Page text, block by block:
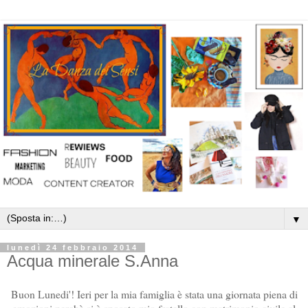
▼
lunedì 24 febbraio 2014
Acqua minerale S.Anna
Buon Lunedi'! Ieri per la mia famiglia è stata una giornata piena di